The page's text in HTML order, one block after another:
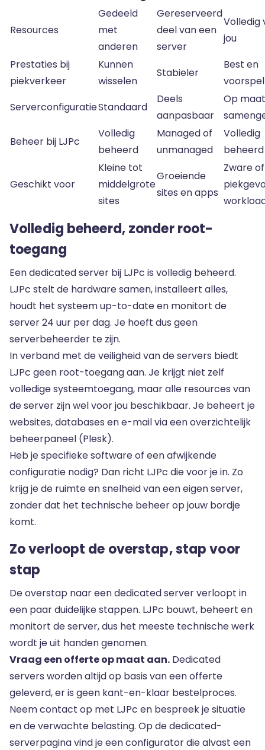
Resources
Gedeeld
met
anderen
Gereserveerd
deel van een
server
Volledig
jou
Prestaties bij
piekverkeer
Kunnen
wisselen
Stabieler
Best en
ServerconfiguratieStandaard
Deels
aanpasbaar
Op maat
Beheer bij LJPc
Volledig
beheerd
Managed of
unmanaged
Volledig
beheerd
Geschikt voor
Kleine tot
middelgrote
sites
Groeiende
sites en apps
Zware of
Volledig beheerd, zonder root-
toegang
Een dedicated server bij LJPc is volledig beheerd.
LJPc stelt de hardware samen, installeert alles,
houdt het systeem up-to-date en monitort de
server 24 uur per dag. Je hoeft dus geen
serverbeheerder te zijn.
In verband met de veiligheid van de servers biedt
LJPc geen root-toegang aan. Je krijgt niet zelf
volledige systeemtoegang, maar alle resources van
de server zijn wel voor jou beschikbaar. Je beheert je
websites, databases en e-mail via een overzichtelijk
beheerpaneel (Plesk).
Heb je specifieke software of een afwijkende
configuratie nodig? Dan richt LJPc die voor je in. Zo
krijg je de ruimte en snelheid van een eigen server,
zonder dat het technische beheer op jouw bordje
komt.
Zo verloopt de overstap, stap voor
stap
De overstap naar een dedicated server verloopt in
een paar duidelijke stappen. LJPc bouwt, beheert en
monitort de server, dus het meeste technische werk
wordt je uit handen genomen.
Vraag een offerte op maat aan. Dedicated
servers worden altijd op basis van een offerte
geleverd, er is geen kant-en-klaar bestelproces.
Neem contact op met LJPc en bespreek je situatie
en de verwachte belasting. Op dededicated-
serverpaginavind je een configurator die alvast een